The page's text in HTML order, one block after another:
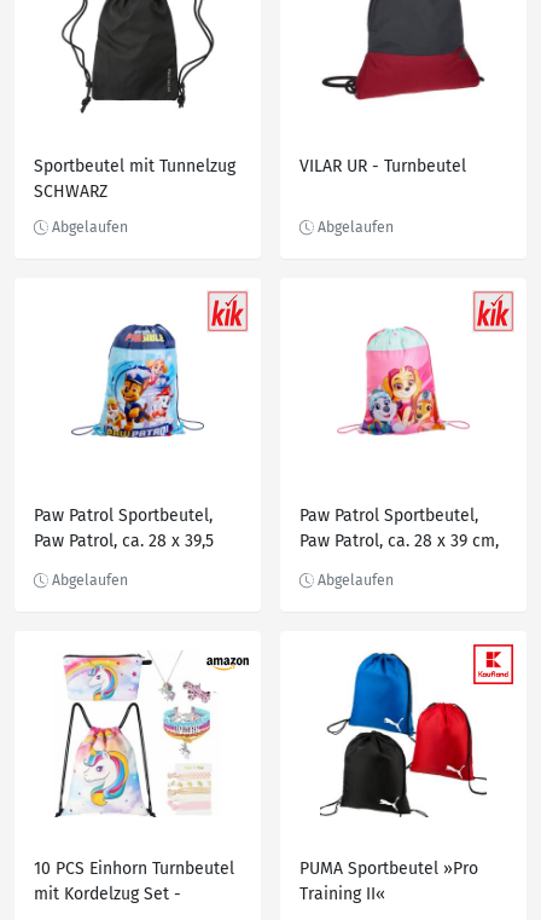
Sportbeutel mit Tunnelzug
SCHWARZ
VILAR UR - Turnbeutel
Paw Patrol Sportbeutel,
Paw Patrol, ca. 28 x 39,5
Paw Patrol Sportbeutel,
Paw Patrol, ca. 28 x 39 cm,
10 PCS Einhorn Turnbeutel
mit Kordelzug Set -
PUMA Sportbeutel »Pro
Training II«